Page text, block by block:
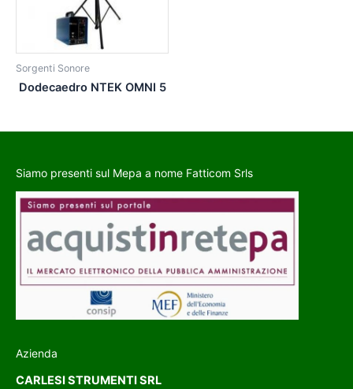
Sorgenti Sonore
Dodecaedro NTEK OMNI 5
Siamo presenti sul Mepa a nome Fatticom Srls
Azienda
CARLESI STRUMENTI SRL